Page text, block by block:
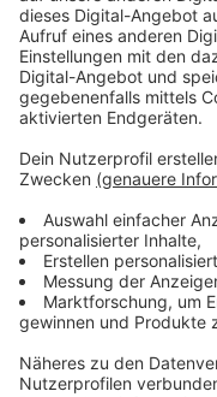
Eigentlich sollten
veröffentlicht
sich im Frühjahr mit
alles verzögerte.
einzuschlagen. Nach
Smiths Single mehr
YouTube. Hört sich
Anzeige